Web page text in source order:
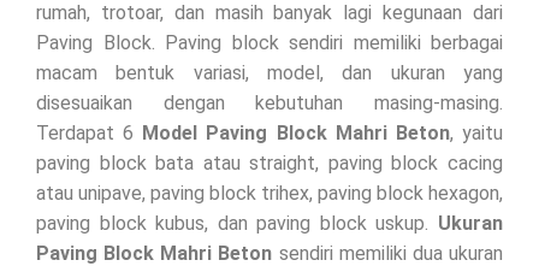
rumah, trotoar, dan masih banyak lagi kegunaan dari
Paving Block. Paving block sendiri memiliki berbagai
macam bentuk variasi, model, dan ukuran yang
disesuaikan dengan kebutuhan masing-masing.
Terdapat 6 Model Paving Block Mahri Beton, yaitu
paving block bata atau straight, paving block cacing
atau unipave, paving block trihex, paving block hexagon,
paving block kubus, dan paving block uskup. Ukuran
Paving Block Mahri Beton sendiri memiliki dua ukuran